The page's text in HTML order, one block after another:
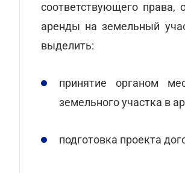
соответствующего права,
аренды на земельный
выделить:
принятие органом
земельного участка в
подготовка проекта